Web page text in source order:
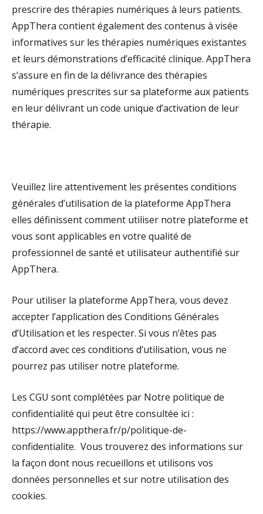
prescrire des thérapies numériques à leurs patients.
AppThera contient également des contenus à visée
informatives sur les thérapies numériques existantes
et leurs démonstrations d’efficacité clinique. AppThera
s’assure en fin de la délivrance des thérapies
numériques prescrites sur sa plateforme aux patients
en leur délivrant un code unique d’activation de leur
thérapie.
Veuillez lire attentivement les présentes conditions
générales d’utilisation de la plateforme AppThera
elles définissent comment utiliser notre plateforme et
vous sont applicables en votre qualité de
professionnel de santé et utilisateur authentifié sur
AppThera.
Pour utiliser la plateforme AppThera, vous devez
accepter l’application des Conditions Générales
d’Utilisation et les respecter. Si vous n’êtes pas
d’accord avec ces conditions d’utilisation, vous ne
pourrez pas utiliser notre plateforme.
Les CGU sont complétées par Notre politique de
confidentialité qui peut être consultée ici :
https://www.appthera.fr/p/politique-de-
confidentialite. Vous trouverez des informations sur
la façon dont nous recueillons et utilisons vos
données personnelles et sur notre utilisation des
cookies.